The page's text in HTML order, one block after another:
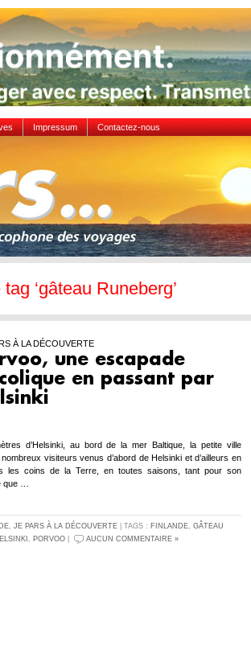
Impressum Contactez-nous
‘gâteau Runeberg’
À LA DÉCOUVERTE
une escapade
en passant par
d’Helsinki, au bord de la mer Baltique, la petite ville
visiteurs venus d’abord de Helsinki et d’ailleurs en
les coins de la Terre, en toutes saisons, tant pour son
que …
, JE PARS À LA DÉCOUVERTE | TAGS : FINLANDE, GÂTEAU
, PORVOO AUCUN COMMENTAIRE »